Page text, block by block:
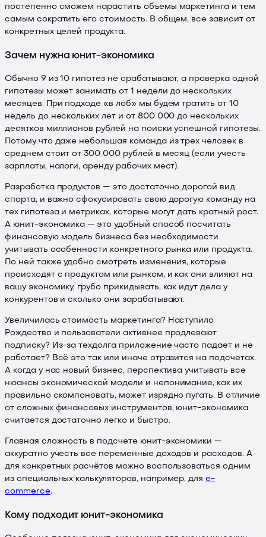
постепенно сможем нарастить объемы маркетинга и тем
самым сократить его стоимость. В общем, все зависит от
конкретных целей продукта.
Зачем нужна юнит-экономика
Обычно 9 из 10 гипотез не срабатывают, а проверка одной
гипотезы может занимать от 1 недели до нескольких
месяцев. При подходе «в лоб» мы будем тратить от 10
недель до нескольких лет и от 800 000 до нескольких
десятков миллионов рублей на поиски успешной гипотезы.
Потому что даже небольшая команда из трех человек в
среднем стоит от 300 000 рублей в месяц (если учесть
зарплаты, налоги, аренду рабочих мест).
Разработка продуктов — это достаточно дорогой вид
спорта, и важно сфокусировать свою дорогую команду на
тех гипотеза и метриках, которые могут дать кратный рост.
А юнит-экономика — это удобный способ посчитать
финансовую модель бизнеса без необходимости
учитывать особенности конкретного рынка или продукта.
По ней также удобно смотреть изменения, которые
происходят с продуктом или рынком, и как они влияют на
вашу экономику, грубо прикидывать, как идут дела у
конкурентов и сколько они зарабатывают.
Увеличилась стоимость маркетинга? Наступило
Рождество и пользователи активнее продлевают
подписку? Из-за техдолга приложение часто падает и не
работает? Всё это так или иначе отразится на подсчетах.
А когда у нас новый бизнес, перспектива учитывать все
нюансы экономической модели и непонимание, как их
правильно скомпоновать, может изрядно пугать. В отличие
от сложных финансовых инструментов, юнит-экономика
считается достаточно легко и быстро.
Главная сложность в подсчете юнит-экономики —
аккуратно учесть все переменные доходов и расходов. А
для конкретных расчётов можно воспользоваться одним
из специальных калькуляторов, например, дляe-
commerce.
Кому подходит юнит-экономика